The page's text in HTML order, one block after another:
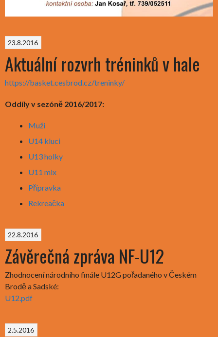
23.8.2016
Aktuální rozvrh tréninků v hale
https://basket.cesbrod.cz/treninky/
Oddíly v sezóně 2016/2017:
Muži
U14 kluci
U13 holky
U11 mix
Přípravka
Rekreačka
22.8.2016
Závěrečná zpráva NF-U12
Zhodnocení národního finále U12G pořadaného v Českém
Brodě a Sadské:
U12.pdf
2.5.2016